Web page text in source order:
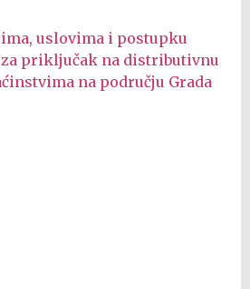
uslovima i postupku
za priključak na distributivnu
na području Grada